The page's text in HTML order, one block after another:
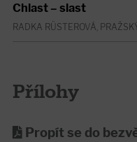
Chlast – slast
RADKA RÜSTEROVÁ,
Přílohy
Propít se do